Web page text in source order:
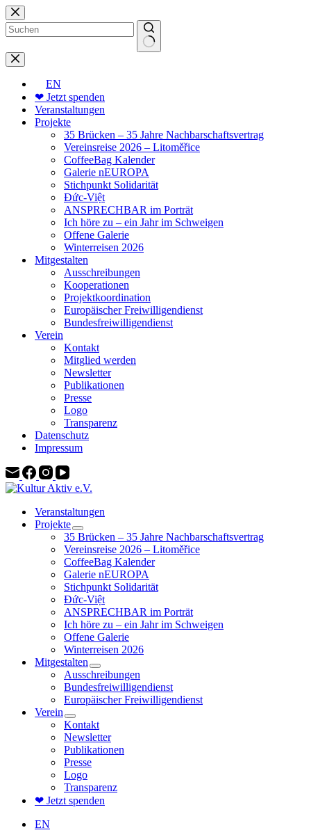
Zum
Inhalt
springen
Keine
Ergebnisse
EN
❤ Jetzt spenden
Veranstaltungen
Projekte
35 Brücken – 35 Jahre Nachbarschaftsvertrag
Vereinsreise 2026 – Litoměřice
CoffeeBag Kalender
Galerie nEUROPA
Stichpunkt Solidarität
Đức-Việt
ANSPRECHBAR im Porträt
Ich höre zu – ein Jahr im Schweigen
Offene Galerie
Winterreisen 2026
Mitgestalten
Ausschreibungen
Kooperationen
Projektkoordination
Europäischer Freiwilligendienst
Bundesfreiwilligendienst
Verein
Kontakt
Mitglied werden
Newsletter
Publikationen
Presse
Logo
Transparenz
Datenschutz
Impressum
Veranstaltungen
Projekte
35 Brücken – 35 Jahre Nachbarschaftsvertrag
Vereinsreise 2026 – Litoměřice
CoffeeBag Kalender
Galerie nEUROPA
Stichpunkt Solidarität
Đức-Việt
ANSPRECHBAR im Porträt
Ich höre zu – ein Jahr im Schweigen
Offene Galerie
Winterreisen 2026
Mitgestalten
Ausschreibungen
Bundesfreiwilligendienst
Europäischer Freiwilligendienst
Verein
Kontakt
Newsletter
Publikationen
Presse
Logo
Transparenz
❤ Jetzt spenden
EN